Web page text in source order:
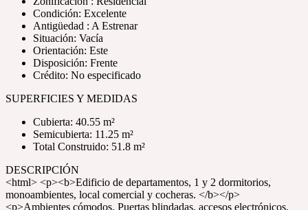
Condición: Excelente
Antigüedad : A Estrenar
Situación: Vacía
Orientación: Este
Disposición: Frente
Crédito: No especificado
SUPERFICIES Y MEDIDAS
Cubierta: 40.55 m²
Semicubierta: 11.25 m²
Total Construido: 51.8 m²
DESCRIPCIÓN
<html> <p><b>Edificio de departamentos, 1 y 2 dormitorios,
monoambientes, local comercial y cocheras. </b></p>
<p>Ambientes cómodos. Puertas blindadas, accesos electrónicos,